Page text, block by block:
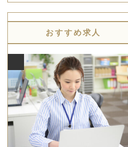
おすすめ求人